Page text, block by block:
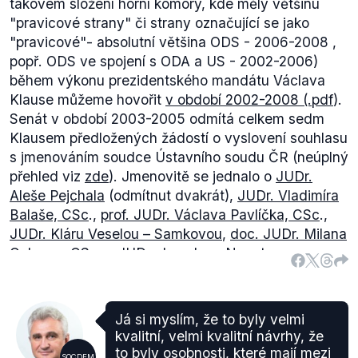
"pravicové strany" či strany označující se jako
"pravicové"- absolutní většina ODS - 2006-2008 ,
popř. ODS ve spojení s ODA a US - 2002-2006)
během výkonu prezidentského mandátu Václava
Klause můžeme hovořit v období 2002-2008 (.pdf).
Senát v období 2003-2005 odmítá celkem sedm
Klausem předložených žádostí o vyslovení souhlasu
s jmenováním soudce Ústavního soudu ČR (neúplný
přehled viz zde). Jmenovitě se jednalo o JUDr.
Aleše Pejchala (odmítnut dvakrát), JUDr. Vladimíra
Balaše, CSc., prof. JUDr. Václava Pavlíčka, CSc.,
JUDr. Kláru Veselou – Samkovou, doc. JUDr. Milana
Galvase, CSc
. a JUDr. Jaroslavu Novotnou.
Zevrubnější popis jednotlivých případů nabízí
(.pdf)z roku 2006. Na tomto místě je však nutné
zdůraznit, že se "pravicová" Unie svobody ve
sledovaném časovém úseku účastní vlády s ČSSD
Já si myslím, že to byly velmi
kvalitní, velmi kvalitní návrhy, že
to byly osobnosti, které mají mezi